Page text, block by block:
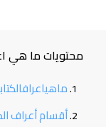
ما هي اعراف
أقسام أعراف